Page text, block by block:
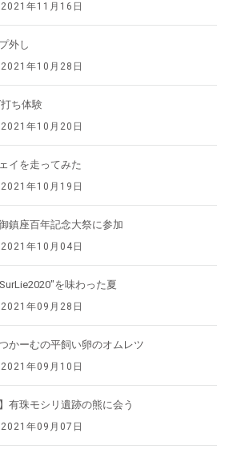
2021年11月16日
外し
2021年10月28日
ち体験
2021年10月20日
イを走ってみた
2021年10月19日
鎮座百年記念大祭に参加
2021年10月04日
を味わった夏
2021年09月28日
かーむの平飼い卵のオムレツ
2021年09月10日
有珠モシリ遺跡の熊に会う
2021年09月07日